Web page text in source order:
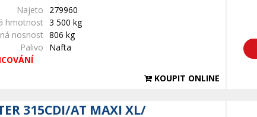
Najeto
279960
hmotnost 3 500 kg
nosnost 806 kg
Palivo
Nafta
KOUPIT ONLINE
315CDI/AT MAXI XL/